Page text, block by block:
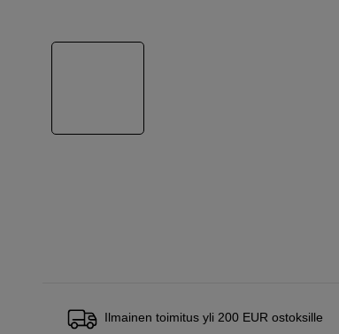
Ilmainen toimitus yli 200 EUR ostoksille